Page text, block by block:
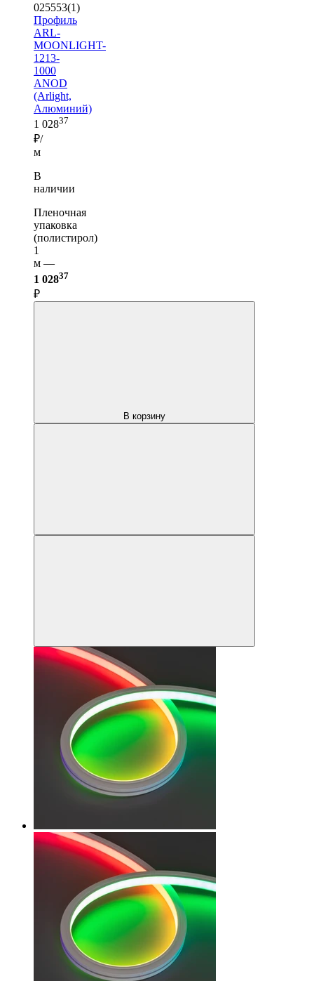
025553(1)
Профиль
ARL-
MOONLIGHT-
1213-
1000
ANOD
(Arlight,
Алюминий)
1 02837
₽/
м
В
наличии
Пленочная
упаковка
(полистирол)
1
м —
1 02837
₽
В корзину